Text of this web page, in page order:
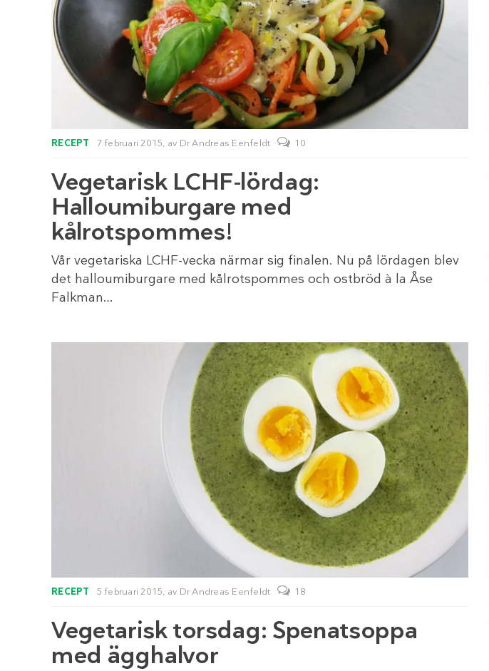
RECEPT 7 februari 2015, av Dr Andreas Eenfeldt 10
Vegetarisk LCHF-lördag:
Halloumiburgare med
kålrotspommes!
Vår vegetariska LCHF-vecka närmar sig finalen. Nu på lördagen blev
det halloumiburgare med kålrotspommes och ostbröd à la Åse
Falkman…
RECEPT 5 februari 2015, av Dr Andreas Eenfeldt 18
Vegetarisk torsdag: Spenatsoppa
med ägghalvor